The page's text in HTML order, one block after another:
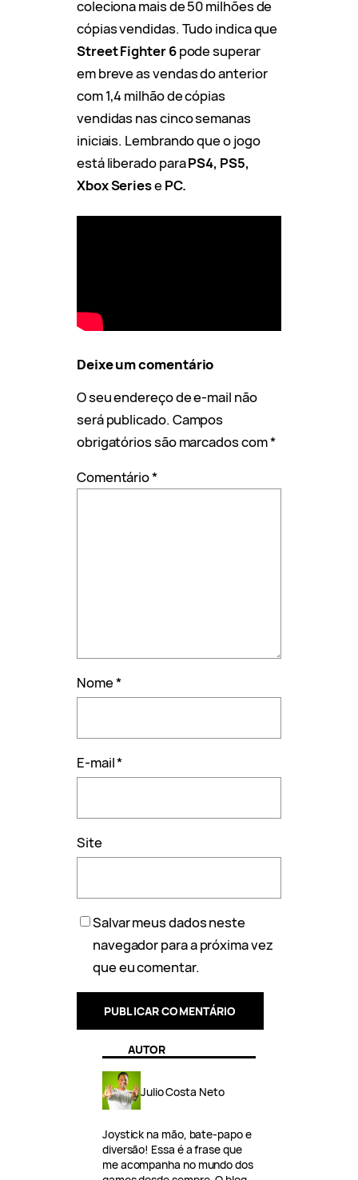
coleciona mais de 50 milhões de
cópias vendidas. Tudo indica que
Street Fighter 6pode superar
em breve as vendas do anterior
com 1,4 milhão de cópias
vendidas nas cinco semanas
iniciais. Lembrando que o jogo
está liberado paraPS4, PS5,
Xbox SeriesePC.
Deixe um comentário
O seu endereço de e-mail não
será publicado. Campos
obrigatórios são marcados com*
Comentário*
Nome*
E-mail*
Site
Salvar meus dados neste
navegador para a próxima vez
que eu comentar.
AUTOR
Julio Costa Neto
Joystick na mão, bate-papo e
diversão! Essa é a frase que
me acompanha no mundo dos